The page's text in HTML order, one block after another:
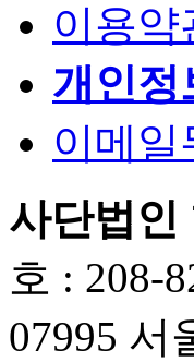
이용약
개인정
이메일
사단법인
호 : 208-
07995 서